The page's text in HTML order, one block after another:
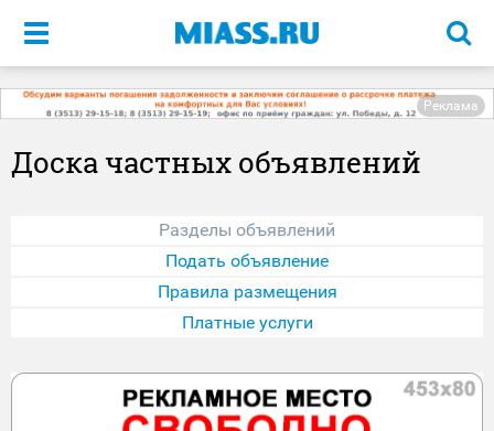
Меню
Реклама
Доска частных объявлений
Разделы объявлений
Подать объявление
Правила размещения
Платные услуги